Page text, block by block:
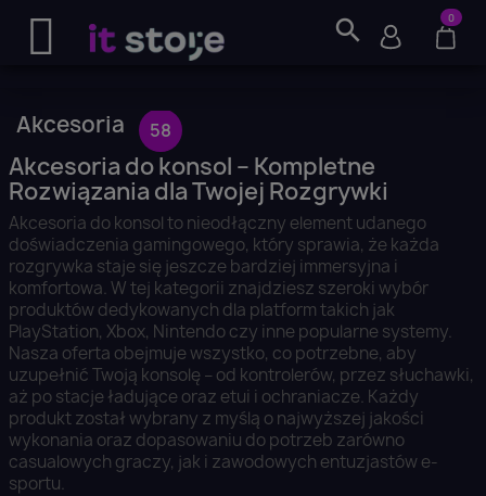
search 0
Akcesoria 58
Akcesoria do konsol – Kompletne
Rozwiązania dla Twojej Rozgrywki
Akcesoria do konsol to nieodłączny element udanego
doświadczenia gamingowego, który sprawia, że każda
rozgrywka staje się jeszcze bardziej immersyjna i
komfortowa. W tej kategorii znajdziesz szeroki wybór
produktów dedykowanych dla platform takich jak
PlayStation, Xbox, Nintendo czy inne popularne systemy.
Nasza oferta obejmuje wszystko, co potrzebne, aby
uzupełnić Twoją konsolę – od kontrolerów, przez słuchawki,
aż po stacje ładujące oraz etui i ochraniacze. Każdy
produkt został wybrany z myślą o najwyższej jakości
wykonania oraz dopasowaniu do potrzeb zarówno
casualowych graczy, jak i zawodowych entuzjastów e-
sportu.